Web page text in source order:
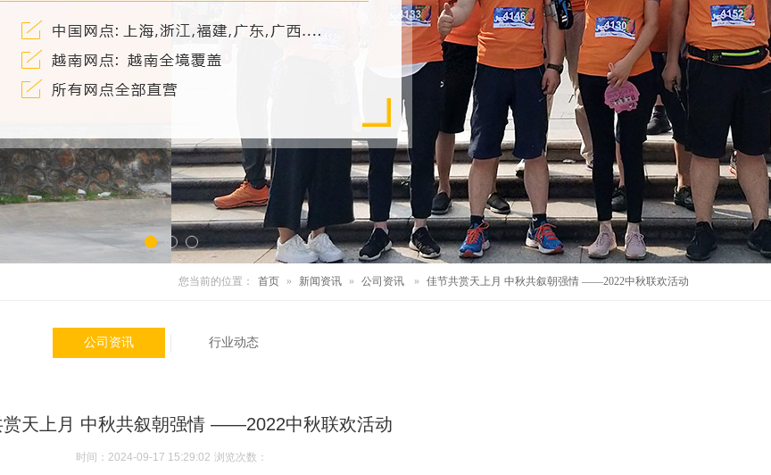
您当前的位置： 首页 » 新闻资讯 » 公司资讯 » 佳节共赏天上月 中秋共叙朝强情 ——2022中秋联欢活动
公司资讯 行业动态
赏天上月 中秋共叙朝强情 ——2022中秋联欢活动
时间：2024-09-17 15:29:02 浏览次数：